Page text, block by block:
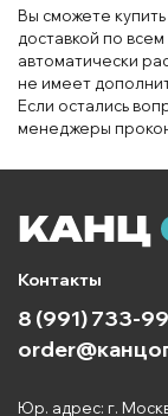
Вы сможете
доставкой по
автоматически
не имеет
Если остались
менеджеры
Контакты
8 (991) 733-
Юр. адрес: г.